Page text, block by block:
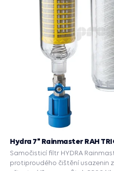
Hydra 7" Rainmaster RAH
Samočisticí filtr HYDRA
protiproudého čištění usazenin